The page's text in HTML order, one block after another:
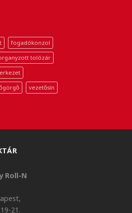
fogadókonzol
tolózár
vezetősín
Roll-N
21.